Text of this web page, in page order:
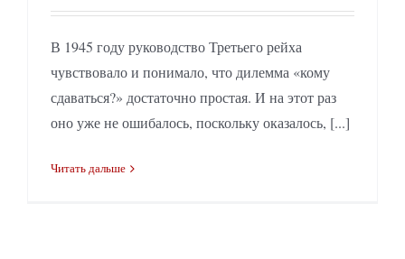
В 1945 году руководство Третьего рейха
чувствовало и понимало, что дилемма «кому
сдаваться?» достаточно простая. И на этот раз
оно уже не ошибалось, поскольку оказалось, [...]
Читать дальше